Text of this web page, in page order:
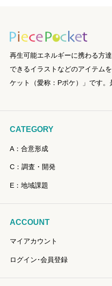
再生可能エネルギーに携わる方
できるイラストなどのアイテム
ケット（愛称：Pポケ）」です。
CATEGORY
A：合意形成
C：調査・開発
E：地域課題
ACCOUNT
マイアカウント
ログイン･会員登録